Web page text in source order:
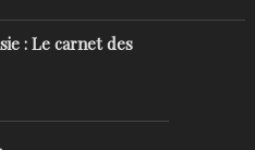
: Le carnet des